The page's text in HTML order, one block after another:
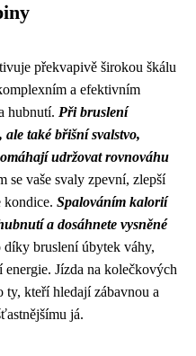
překvapivě širokou škálu
a efektivním
hubnutí. Při bruslení
také břišní svalstvo,
udržovat rovnováhu
se vaše svaly zpevní, zlepší
kondice. Spalováním kalorií
a dosáhnete vysněné
bruslení úbytek váhy,
Jízda na kolečkových
kteří hledají zábavnou a
já.